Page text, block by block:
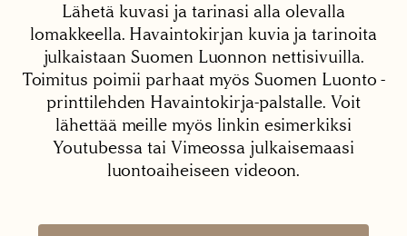
Lähetä kuvasi ja tarinasi alla olevalla
lomakkeella. Havaintokirjan kuvia ja tarinoita
julkaistaan Suomen Luonnon nettisivuilla.
Toimitus poimii parhaat myös Suomen Luonto -
printtilehden Havaintokirja-palstalle. Voit
lähettää meille myös linkin esimerkiksi
Youtubessa tai Vimeossa julkaisemaasi
luontoaiheiseen videoon.